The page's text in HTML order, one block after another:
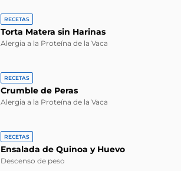
RECETAS
Torta Matera sin Harinas
Alergia a la Proteína de la Vaca
RECETAS
Crumble de Peras
Alergia a la Proteína de la Vaca
RECETAS
Ensalada de Quinoa y Huevo
Descenso de peso